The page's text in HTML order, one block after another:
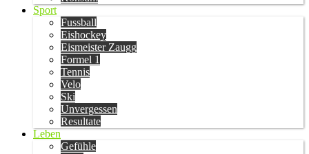
Sport
Fussball
Eishockey
Eismeister Zaugg
Formel 1
Tennis
Velo
Ski
Unvergessen
Resultate
Leben
Gefühle